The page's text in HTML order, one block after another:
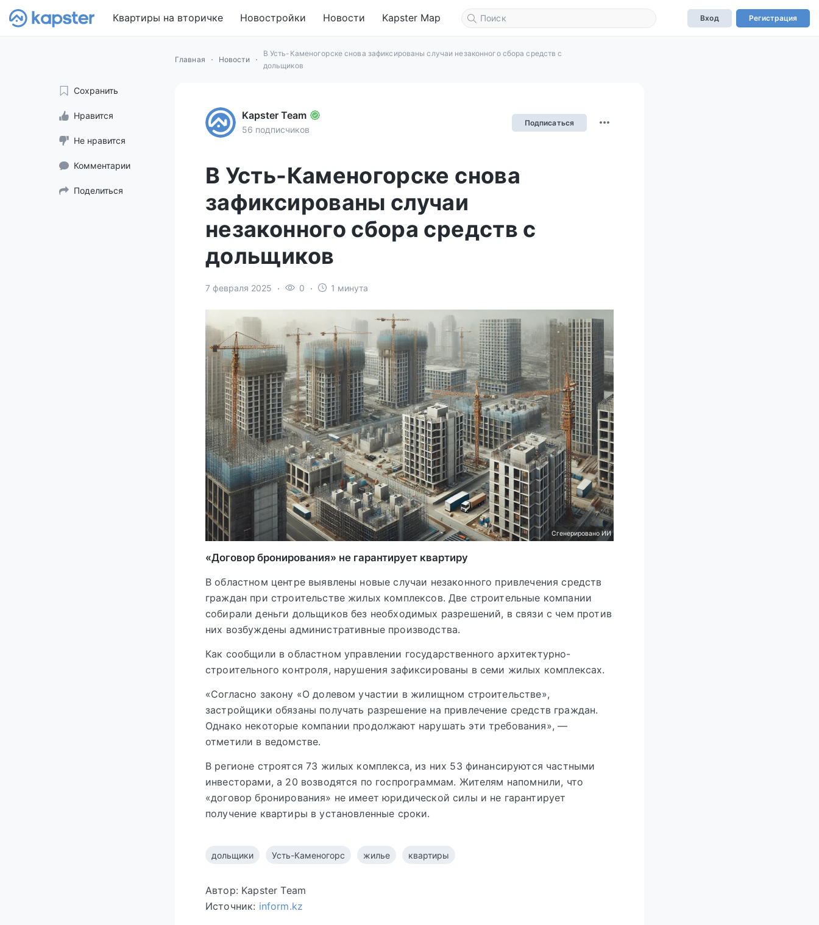
Квартиры на вторичке Новостройки Новости Kapster Map Вход Регистрация
Главная Новости
В Усть-Каменогорске снова зафиксированы случаи незаконного сбора средств с
дольщиков
Сохранить
Нравится
Не нравится
Комментарии
Поделиться
Kapster Team
56 подписчиков
Подписаться
В Усть-Каменогорске снова
зафиксированы случаи
незаконного сбора средств с
дольщиков
7 февраля 2025 0 1 минута
Сгенерировано ИИ
«Договор бронирования» не гарантирует квартиру
В областном центре выявлены новые случаи незаконного привлечения средств
граждан при строительстве жилых комплексов. Две строительные компании
собирали деньги дольщиков без необходимых разрешений, в связи с чем против
них возбуждены административные производства.
Как сообщили в областном управлении государственного архитектурно-
строительного контроля, нарушения зафиксированы в семи жилых комплексах.
«Согласно закону «О долевом участии в жилищном строительстве»,
застройщики обязаны получать разрешение на привлечение средств граждан.
Однако некоторые компании продолжают нарушать эти требования», —
отметили в ведомстве.
В регионе строятся 73 жилых комплекса, из них 53 финансируются частными
инвесторами, а 20 возводятся по госпрограммам. Жителям напомнили, что
«договор бронирования» не имеет юридической силы и не гарантирует
получение квартиры в установленные сроки.
дольщики Усть-Каменогорс жилье квартиры
Автор: Kapster Team
Источник: inform.kz